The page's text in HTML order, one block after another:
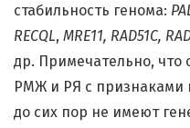
стабильность генома:
RECQL, MRE11, RAD51C,
др. Примечательно, что
РМЖ и РЯ с признаками
до сих пор не имеют